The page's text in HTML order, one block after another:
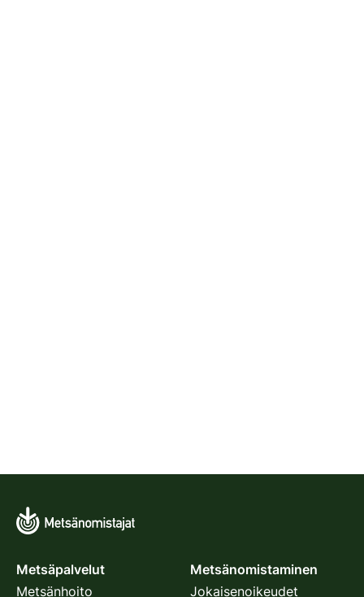
Metsäpalvelut
Metsänhoito
Metsänomistaminen
Jokaisenoikeudet